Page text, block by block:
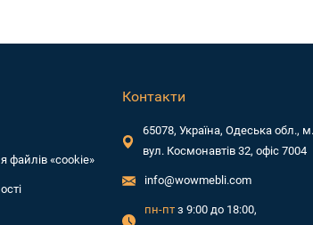
файлів «cookie»
Контакти
65078, Україна, Одеська обл.,
вул. Космонавтів 32, офіс 7004
info@wowmebli.com
пн-птз 9:00 до 18:00,